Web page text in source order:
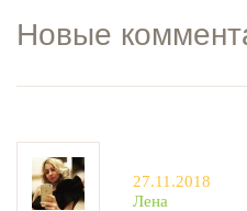
Новые
27.11.2018
Лена